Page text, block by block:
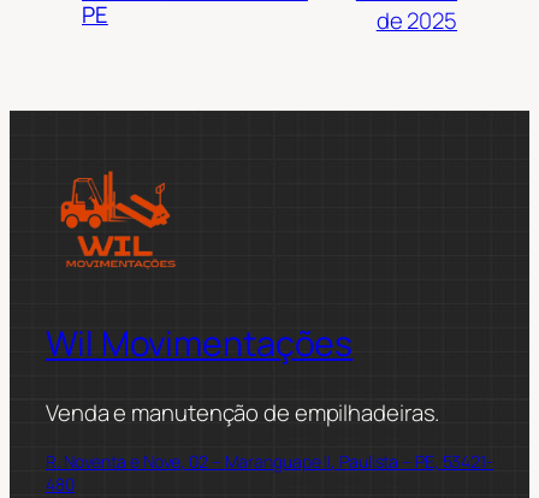
PE
de 2025
Wil Movimentações
Venda e manutenção de empilhadeiras.
R. Noventa e Nove, 02 – Maranguape II, Paulista – PE, 53421-
480